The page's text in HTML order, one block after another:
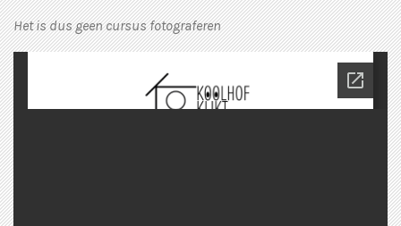
Het is dus geen cursus fotograferen